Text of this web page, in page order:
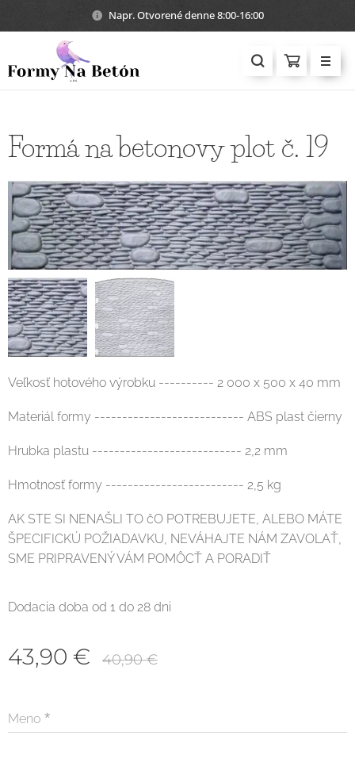
Napr. Otvorené denne 8:00-16:00
Formá na betonovy plot č. 19
Veľkosť hotového výrobku ---------- 2 000 x 500 x 40 mm
Materiál formy --------------------------- ABS plast čierny
Hrubka plastu --------------------------- 2,2 mm
Hmotnosť formy ------------------------- 2,5 kg
AK STE SI NENAŠLI TO čO POTREBUJETE, ALEBO MÁTE
ŠPECIFICKÚ POŽIADAVKU, NEVÁHAJTE NÁM ZAVOLAŤ,
SME PRIPRAVENÝ VÁM POMÔCŤ A PORADIŤ
Dodacia doba od 1 do 28 dni
43,90 € 40,90€
Meno